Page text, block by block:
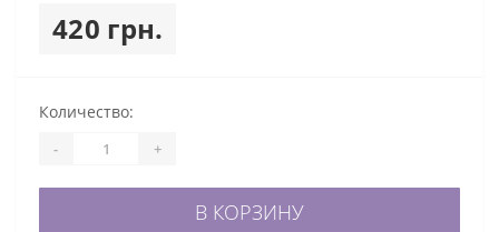
420 грн.
Количество:
- +
В КОРЗИНУ